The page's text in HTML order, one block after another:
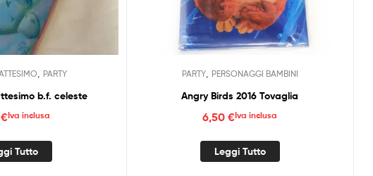
PARTY
b.f. celeste
€Iva inclusa
Tutto
PARTY, PERSONAGGI BAMBINI
Angry Birds 2016 Tovaglia
6,50€Iva inclusa
Leggi Tutto